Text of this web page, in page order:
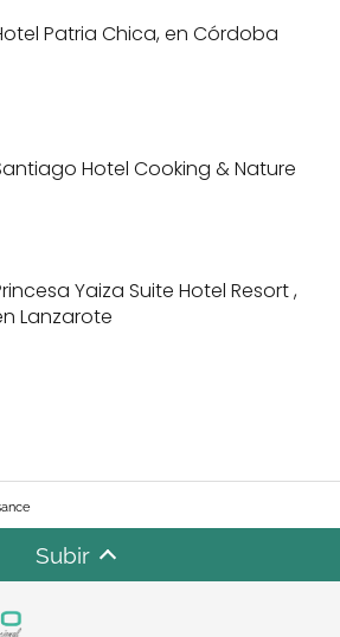
Patria Chica, en Córdoba
Hotel Cooking & Nature
Yaiza Suite Hotel Resort ,
Lanzarote
Subir